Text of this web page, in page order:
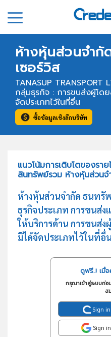
ห้างหุ้นส่วนจำ
เซอร์วิส
TANASUP TRANSPORT
กลุ่มธุรกิจ : การขนส่งผู้โด
จัดประเภทไว้ในที่อื่น
ซื้อข้อมูลเชิงลึกบริษัท
แนวโน้มการเติบโตของรา
สินทรัพย์รวม ห้างหุ้นส่วน
ห้างหุ้นส่วนจำกัด ธนทรั
ธุรกิจประเภท การขนส่ง
ให้บริการด้าน การขนส่ง
มิได้จัดประเภทไว้ในที่อื่น
ดูฟรี..! เมื่
กรุณาเข้าสู่ระบบก่อ
ส
Sign
Sign